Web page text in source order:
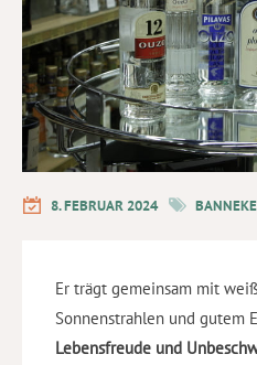
8. FEBRUAR 2024 BANNEKE
Er trägt gemeinsam mit
Sonnenstrahlen und gutem
Lebensfreude und